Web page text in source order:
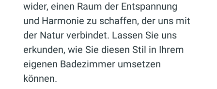
wider, einen Raum der Entspannung
und Harmonie zu schaffen, der uns mit
der Natur verbindet. Lassen Sie uns
erkunden, wie Sie diesen Stil in Ihrem
eigenen Badezimmer umsetzen
können.